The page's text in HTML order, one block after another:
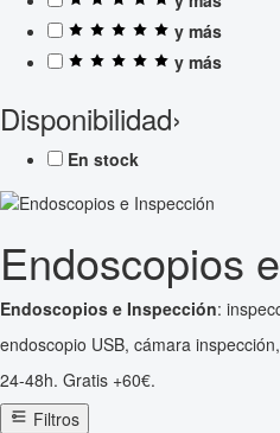
y más
y más
Disponibilidad›
En stock
Endoscopios
Endoscopios e Inspección:
endoscopio USB, cámara
24-48h. Gratis +60€.
Filtros